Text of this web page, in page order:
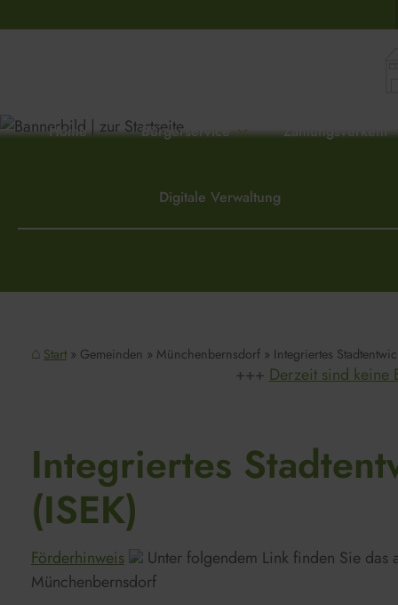
Home Bürgerservice Zahlungsverkehr
Digitale Verwaltung
Start Gemeinden Münchenbernsdorf Integriertes
Derzeit sind keine
Integriertes
(ISEK)
Förderhinweis
Unter folgendem Link finden Sie das
Münchenbernsdorf